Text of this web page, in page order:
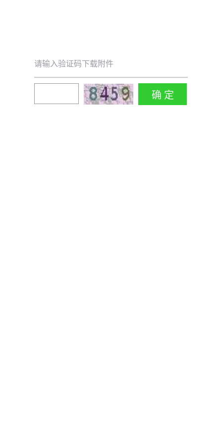
请输入验证码下载附件